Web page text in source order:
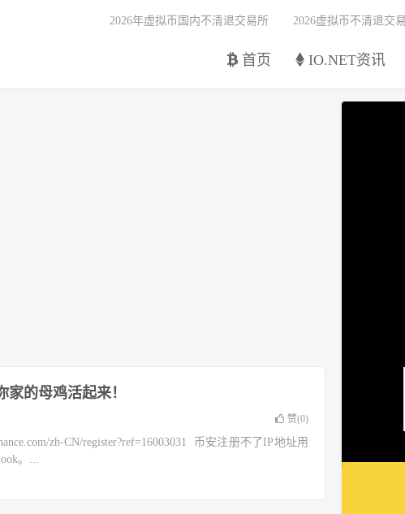
首页 IO.NET资讯
2026年虚拟币国内不清退交易所 2026虚拟币不清退交
的母鸡活起来！
赞(0)
zh-CN/register?ref=16003031 币安注册不了IP地址用
。...